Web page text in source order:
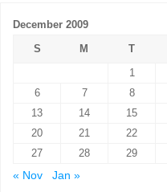
December 2009
S
M T
1
6
7 8
13
14 15
20
21 22
27
28 29
« Nov
Jan »